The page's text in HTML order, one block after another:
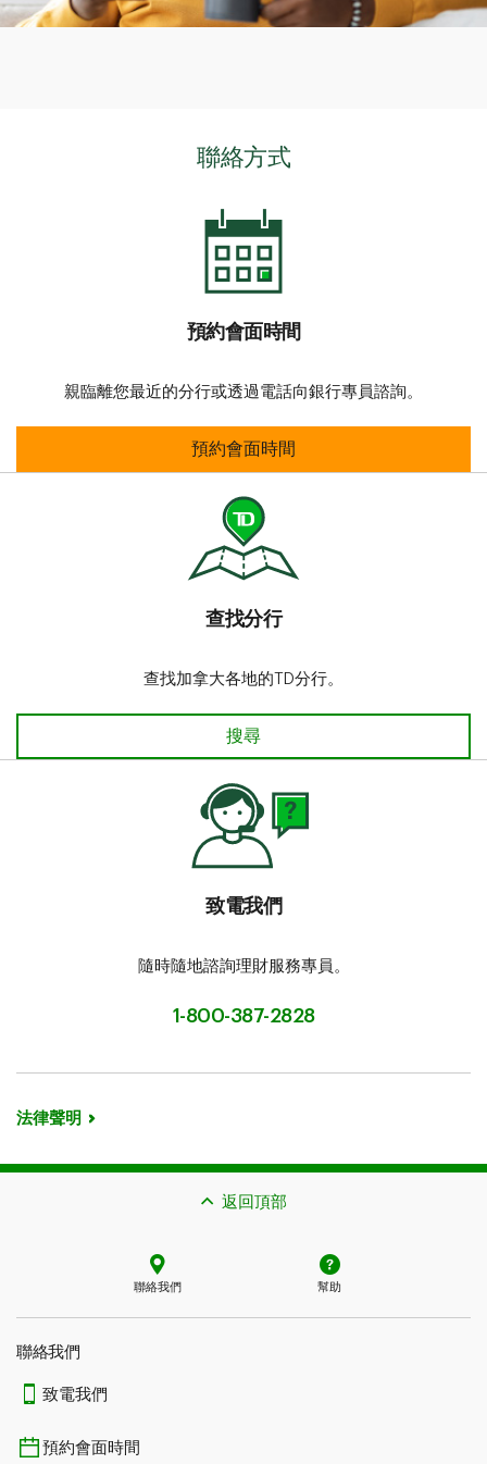
聯絡方式
預約會面時間
親臨離您最近的分行或透過電話向銀行專員諮詢。
預約會面時間
預約會面時間
查找分行​​​​​​​
查找加拿大各地的TD分行。
查找分行​​​​​​​
搜尋
致電我們
隨時隨地諮詢理財服務專員。
1-800-387-2828
法律聲明
返回頂部
聯絡我們 幫助
聯絡我們
致電我們
預約會面時間